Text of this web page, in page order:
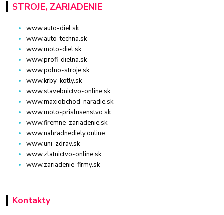
STROJE, ZARIADENIE
www.auto-diel.sk
www.auto-techna.sk
www.moto-diel.sk
www.profi-dielna.sk
www.polno-stroje.sk
www.krby-kotly.sk
www.stavebnictvo-online.sk
www.maxiobchod-naradie.sk
www.moto-prislusenstvo.sk
www.firemne-zariadenie.sk
www.nahradnediely.online
www.uni-zdrav.sk
www.zlatnictvo-online.sk
www.zariadenie-firmy.sk
Kontakty